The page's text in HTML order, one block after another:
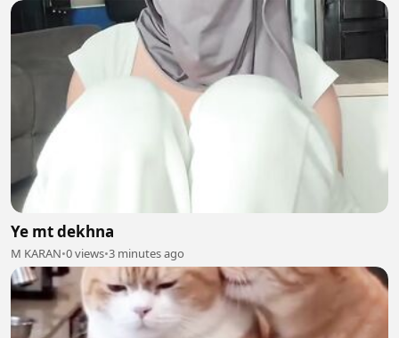
Ye mt dekhna
M KARAN•0 views•3 minutes ago